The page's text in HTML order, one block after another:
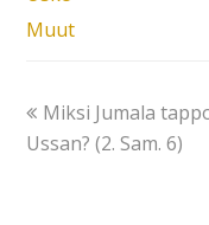
Muut
Miksi Jumala
Ussan? (2. Sam. 6)